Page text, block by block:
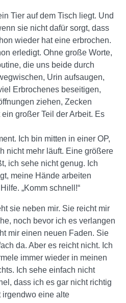
Tier auf dem Tisch liegt. Und
sie nicht dafür sorgt, dass
wieder hat eine erbrochen.
erledigt. Ohne große Worte,
die uns beide durch
Urin aufsaugen,
Erbrochenes beseitigen,
ziehen, Zecken
großer Teil der Arbeit. Es
Ich bin mitten in einer OP,
nicht mehr läuft. Eine größere
ich sehe nicht genug. Ich
meine Hände arbeiten
„Komm schnell!“
sie neben mir. Sie reicht mir
noch bevor ich es verlangen
mir einen neuen Faden. Sie
da. Aber es reicht nicht. Ich
immer wieder in meinen
Ich sehe einfach nicht
dass ich es gar nicht richtig
irgendwo eine alte